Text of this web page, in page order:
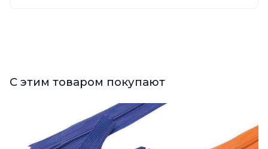
С этим товаром покупают